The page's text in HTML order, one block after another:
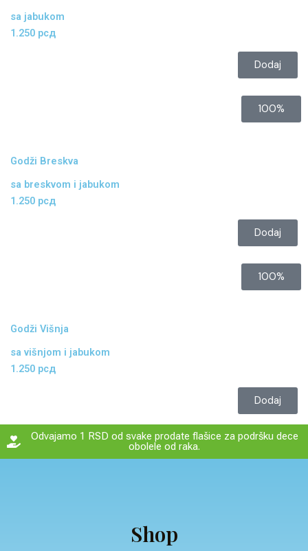
sa jabukom
1.250 рсд
Dodaj
100%
Godži Breskva
sa breskvom i jabukom
1.250 рсд
Dodaj
100%
Godži Višnja
sa višnjom i jabukom
1.250 рсд
Dodaj
Odvajamo 1 RSD od svake prodate flašice za podršku dece
obolele od raka.
Shop